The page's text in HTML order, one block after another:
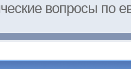
вопросы по